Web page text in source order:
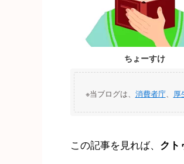
ちょーすけ
※当ブログは、 消費者庁、 厚
この記事を見れば、 クト